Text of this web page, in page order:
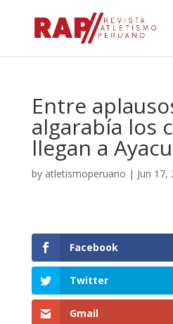
Entre
algarabía los
llegan a
by atletismoperuano | Jun 17,
Facebook
Twitter
Gmail